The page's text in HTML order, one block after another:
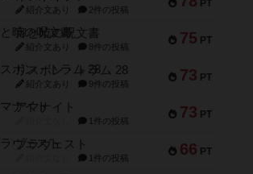
PT
紹介文あり 2件の投稿
75 PT
宵と暁の呪文書
紹介文あり 8件の投稿
73 PT
リスボン・トラム 28
紹介文あり 9件の投稿
73 PT
アマナイト
1件の投稿
66 PT
ブラヴェスト
1件の投稿